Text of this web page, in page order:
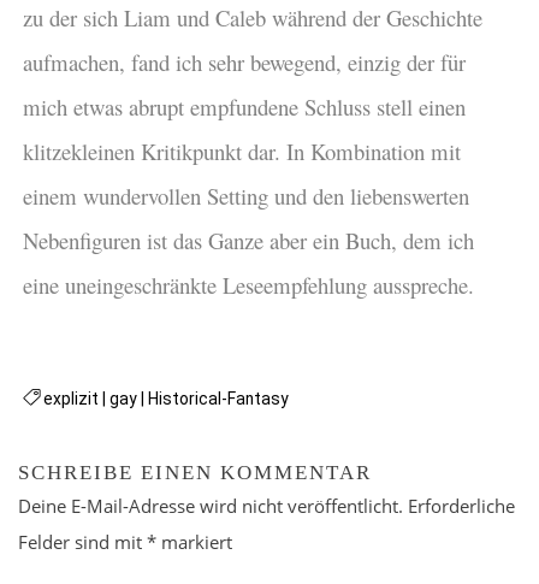
zu der sich Liam und Caleb während der Geschichte
aufmachen, fand ich sehr bewegend, einzig der für
mich etwas abrupt empfundene Schluss stell einen
klitzekleinen Kritikpunkt dar. In Kombination mit
einem wundervollen Setting und den liebenswerten
Nebenfiguren ist das Ganze aber ein Buch, dem ich
eine uneingeschränkte Leseempfehlung ausspreche.
explizit |gay Historical-Fantasy
SCHREIBE EINEN KOMMENTAR
Deine E-Mail-Adresse wird nicht veröffentlicht. Erforderliche
Felder sind mit* markiert